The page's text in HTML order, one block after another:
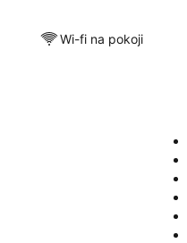
Wi-fi na pokoji